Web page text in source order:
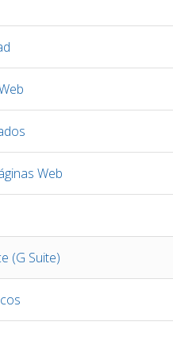
Web
(G Suite)